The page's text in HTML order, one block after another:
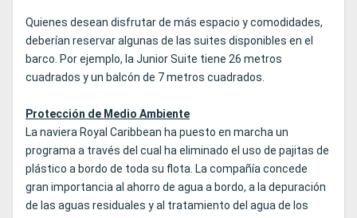
Quienes desean disfrutar de más espacio y comodidades,
deberían reservar algunas de las suites disponibles en el
barco. Por ejemplo, la Junior Suite tiene 26 metros
cuadrados y un balcón de 7 metros cuadrados.
Protección de Medio Ambiente
La naviera Royal Caribbean ha puesto en marcha un
programa a través del cual ha eliminado el uso de pajitas de
plástico a bordo de toda su flota. La compañía concede
gran importancia al ahorro de agua a bordo, a la depuración
de las aguas residuales y al tratamiento del agua de los